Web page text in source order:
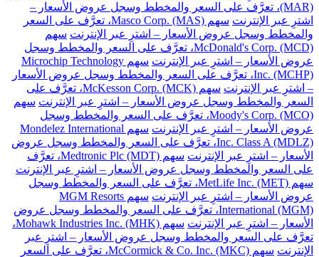
(MAR)، تعرَّف على السعر والمخطط وسجل عروض الأسعار –
اشترِ عبر الإنترنت
سهم Masco Corp. (MAS)، تعرَّف على السعر
والمخطط وسجل عروض الأسعار – اشترِ عبر الإنترنت سهم
McDonald's Corp. (MCD)، تعرَّف على السعر والمخطط وسجل
عروض الأسعار – اشترِ عبر الإنترنت
سهم Microchip Technology
Inc. (MCHP)، تعرَّف على السعر والمخطط وسجل عروض الأسعار
– اشترِ عبر الإنترنت
سهم McKesson Corp. (MCK)، تعرَّف على
السعر والمخطط وسجل عروض الأسعار – اشترِ عبر الإنترنت سهم
Moody's Corp. (MCO)، تعرَّف على السعر والمخطط وسجل
عروض الأسعار – اشترِ عبر الإنترنت
سهم Mondelez International
Inc. Class A (MDLZ)، تعرَّف على السعر والمخطط وسجل عروض
الأسعار – اشترِ عبر الإنترنت
سهم Medtronic Plc (MDT)، تعرَّف
على السعر والمخطط وسجل عروض الأسعار – اشترِ عبر الإنترنت
سهم MetLife Inc. (MET)، تعرَّف على السعر والمخطط وسجل
عروض الأسعار – اشترِ عبر الإنترنت
سهم MGM Resorts
International (MGM)، تعرَّف على السعر والمخطط وسجل عروض
الأسعار – اشترِ عبر الإنترنت
سهم Mohawk Industries Inc. (MHK)،
تعرَّف على السعر والمخطط وسجل عروض الأسعار – اشترِ عبر
الإنترنت
سهم McCormick & Co. Inc. (MKC)، تعرَّف على السعر